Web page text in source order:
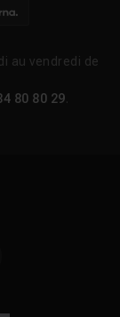
au vendredi de
80 80 29